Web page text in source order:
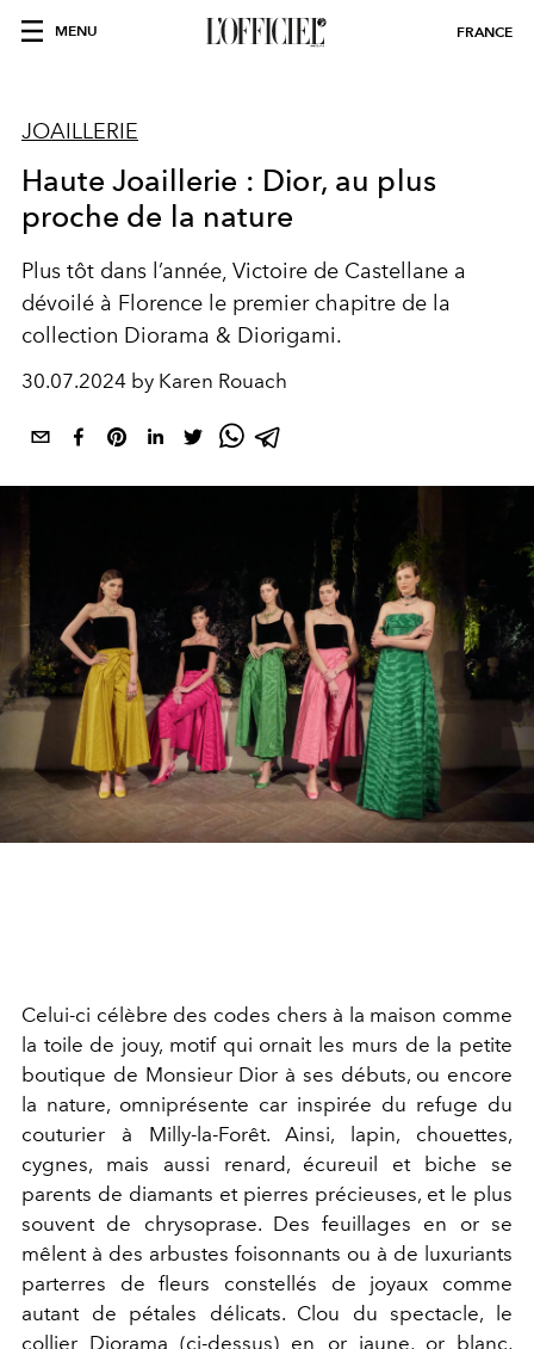
MENU FRANCE
JOAILLERIE
Haute Joaillerie : Dior, au plus
proche de la nature
Plus tôt dans l’année, Victoire de Castellane a
dévoilé à Florence le premier chapitre de la
collection Diorama & Diorigami.
30.07.2024 by Karen Rouach
Celui-ci célèbre des codes chers à la maison comme
la toile de jouy, motif qui ornait les murs de la petite
boutique de Monsieur Dior à ses débuts, ou encore
la nature, omniprésente car inspirée du refuge du
couturier à Milly-la-Forêt. Ainsi, lapin, chouettes,
cygnes, mais aussi renard, écureuil et biche se
parents de diamants et pierres précieuses, et le plus
souvent de chrysoprase. Des feuillages en or se
mêlent à des arbustes foisonnants ou à de luxuriants
parterres de fleurs constellés de joyaux comme
autant de pétales délicats. Clou du spectacle, le
collier Diorama (ci-dessus) en or jaune, or blanc,